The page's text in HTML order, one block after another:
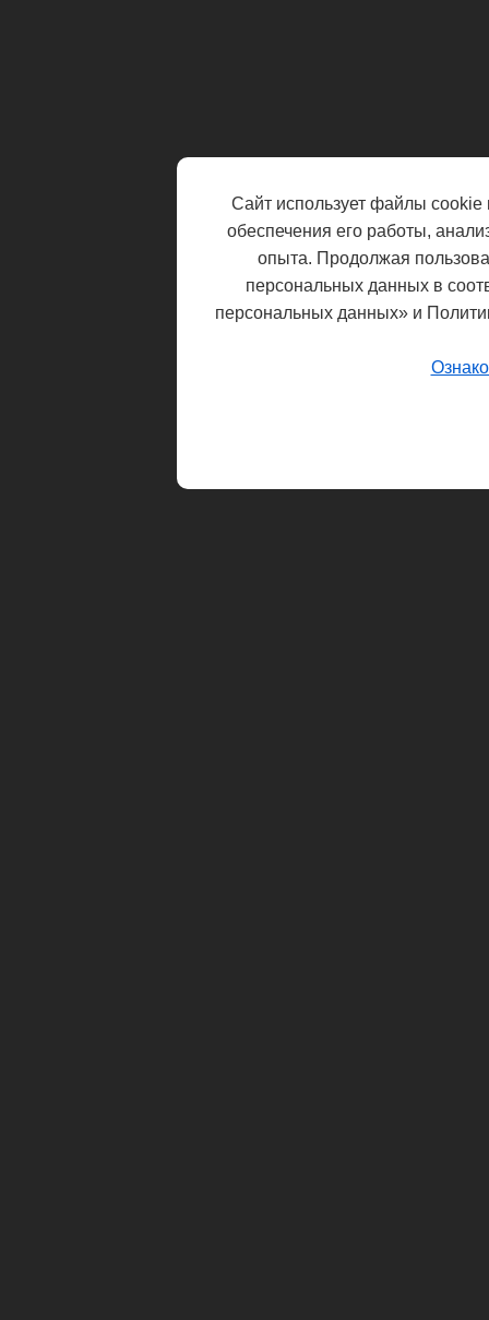
Сайт использует файлы cookie
обеспечения его работы,
опыта. Продолжая
персональных данных в
персональных данных» и